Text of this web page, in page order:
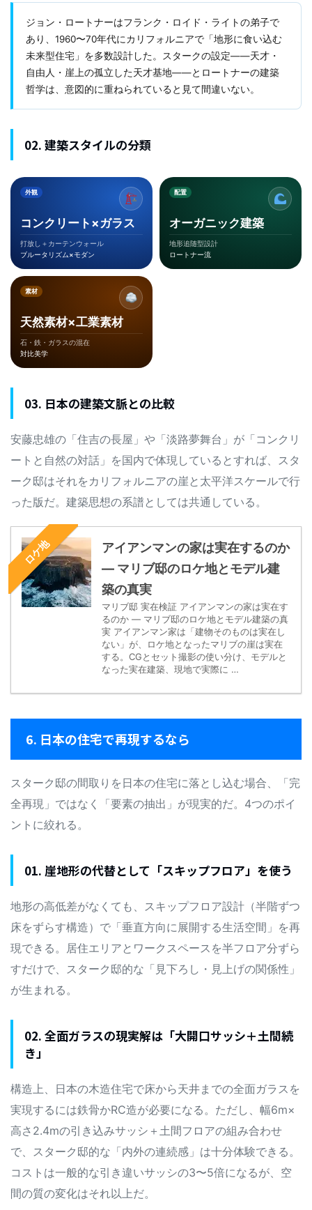
ジョン・ロートナーはフランク・ロイド・ライトの弟子で
あり、1960〜70年代にカリフォルニアで「地形に食い込む
未来型住宅」を多数設計した。スタークの設定——天才・
自由人・崖上の孤立した天才基地——とロートナーの建築
哲学は、意図的に重ねられていると見て間違いない。
02. 建築スタイルの分類
外観
コンクリート×ガラス
打放し＋カーテンウォール
ブルータリズム×モダン
配置
オーガニック建築
地形追随型設計
ロートナー流
素材
天然素材×工業素材
石・鉄・ガラスの混在
対比美学
03. 日本の建築文脈との比較
安藤忠雄の「住吉の長屋」や「淡路夢舞台」が「コンクリ
ートと自然の対話」を国内で体現しているとすれば、スタ
ーク邸はそれをカリフォルニアの崖と太平洋スケールで行
った版だ。建築思想の系譜としては共通している。
ロケ地
アイアンマンの家は実在するのか
— マリブ邸のロケ地とモデル建
築の真実
マリブ邸 実在検証 アイアンマンの家は実在す
るのか — マリブ邸のロケ地とモデル建築の真
実 アイアンマン家は「建物そのものは実在し
ない」が、ロケ地となったマリブの崖は実在
する。CGとセット撮影の使い分け、モデルと
なった実在建築、現地で実際に …
6. 日本の住宅で再現するなら
スターク邸の間取りを日本の住宅に落とし込む場合、「完
全再現」ではなく「要素の抽出」が現実的だ。4つのポイ
ントに絞れる。
01. 崖地形の代替として「スキップフロア」を使う
地形の高低差がなくても、スキップフロア設計（半階ずつ
床をずらす構造）で「垂直方向に展開する生活空間」を再
現できる。居住エリアとワークスペースを半フロア分ずら
すだけで、スターク邸的な「見下ろし・見上げの関係性」
が生まれる。
02. 全面ガラスの現実解は「大開口サッシ＋土間続
き」
構造上、日本の木造住宅で床から天井までの全面ガラスを
実現するには鉄骨かRC造が必要になる。ただし、幅6m×
高さ2.4mの引き込みサッシ＋土間フロアの組み合わせ
で、スターク邸的な「内外の連続感」は十分体験できる。
コストは一般的な引き違いサッシの3〜5倍になるが、空
間の質の変化はそれ以上だ。